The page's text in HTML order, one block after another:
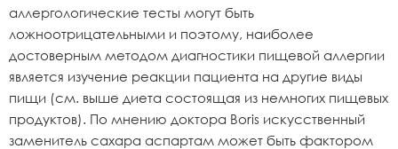
аллергологические тесты могут быть
ложноотрицательными и поэтому, наиболее
достоверным методом диагностики пищевой аллергии
является изучение реакции пациента на другие виды
пищи (см. выше диета состоящая из немногих пищевых
продуктов). По мнению доктора Boris искусственный
заменитель сахара аспартам может быть фактором